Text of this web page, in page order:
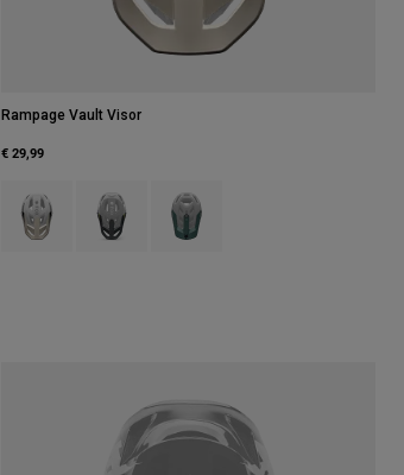
Rampage Vault Visor
€ 29,99
Product swatch type of Krijtwit.
Product swatch type of Tinnen Grijs.
Product swatch type of Salie